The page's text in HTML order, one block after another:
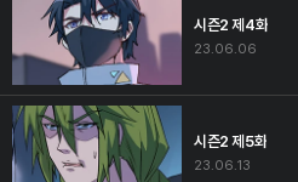
시즌2 제4화
23.06.06
시즌2 제5화
23.06.13